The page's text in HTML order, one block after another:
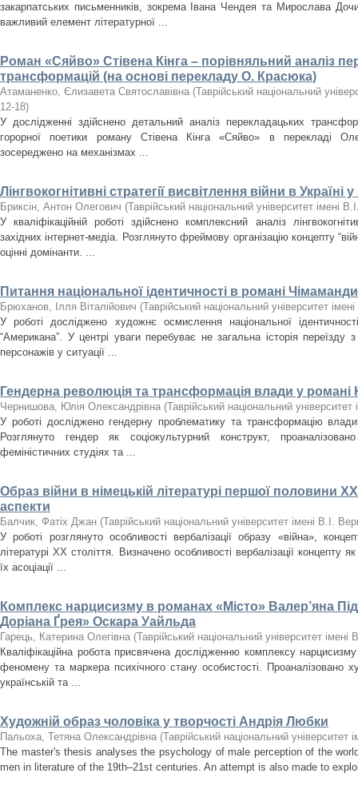
закарпатських письменників, зокрема Івана Чендея та Мирослава
важливий елемент літературної ...
Роман «Сяйво» Стівена Кінга – порівняльний аналіз
трансформацій (на основі перекладу О. Красюка)
Атаманенко, Єлизавета Святославівна (Таврійський національний
12-18)
У дослідженні здійснено детальний аналіз перекладацьких
горорної поетики роману Стівена Кінга «Сяйво» в перекладі
зосереджено на механізмах ...
Лінгвокогнітивні стратегії висвітлення війни в Україні
Бриксін, Антон Олегович (Таврійський національний університет імені
У кваліфікаційній роботі здійснено комплексний аналіз
західних інтернет-медіа. Розглянуто фреймову організацію концепту
оцінні домінанти. ...
Питання національної ідентичності в романі
Брюханов, Ілля Віталійович (Таврійський національний університет
У роботі досліджено художнє осмислення національної
“Американа”. У центрі уваги перебуває не загальна історія
персонажів у ситуації ...
Гендерна революція та трансформація влади у
Чернишова, Юлія Олександрівна (Таврійський національний
У роботі досліджено гендерну проблематику та трансформацію
Розглянуто гендер як соціокультурний конструкт,
феміністичних студіях та ...
Образ війни в німецькій літературі першої половини
аспекти
Балчик, Фатіх Джан (Таврійський національний університет імені В.І.
У роботі розглянуто особливості вербалізації образу «війна»,
літературі XX століття. Визначено особливості вербалізації концепту
їх асоціації ...
Комплекс нарцисизму в романах «Місто» Валер’яна
Доріана Ґрея» Оскара Уайльда
Гарець, Катерина Олегівна (Таврійський національний університет імені
Кваліфікаційна робота присвячена дослідженню комплексу
феномену та маркера психічного стану особистості. Проаналізовано
українській та ...
Художній образ чоловіка у творчості Андрія Любки
Пальоха, Тетяна Олександрівна (Таврійський національний університет
The master's thesis analyses the psychology of male perception of the
men in literature of the 19th–21st centuries. An attempt is also made to